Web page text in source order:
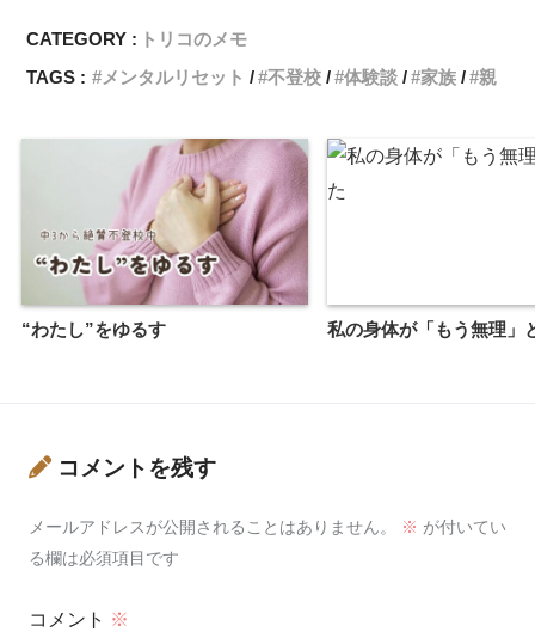
CATEGORY : トリコのメモ
TAGS :
メンタルリセット 不登校 体験談 家族 親
“わたし”をゆるす 私の身体が「もう無理」
コメントを残す
メールアドレスが公開されることはありません。 ※ が付いてい
る欄は必須項目です
コメント ※